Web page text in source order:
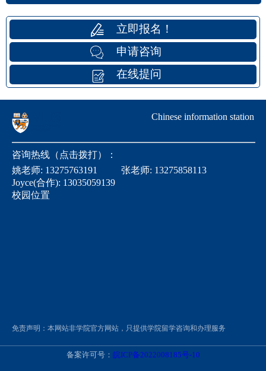
立即报名！
申请咨询
在线提问
Chinese information station
咨询热线（点击拨打）：
姚老师: 13275763191 张老师: 13275858113
Joyce(合作): 13035059139
校园位置
免责声明：本网站非学院官方网站，只提供学院留学咨询和办理服务
备案许可号： 皖ICP备2022008185号-10